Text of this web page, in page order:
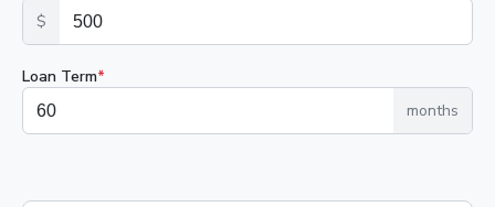
$
Loan Term*
months